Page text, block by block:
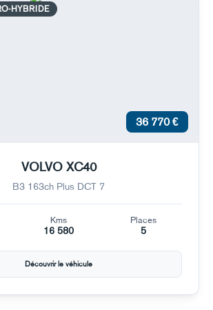
HYBRIDE
36 770 €
VOLVO XC40
B3 163ch Plus DCT 7
Kms
16 580
Places
5
Découvrir le véhicule